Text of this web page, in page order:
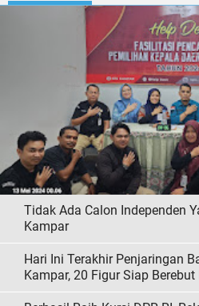
Tidak Ada Calon Independen
Kampar
Hari Ini Terakhir Penjaringan
Kampar, 20 Figur Siap Berebut